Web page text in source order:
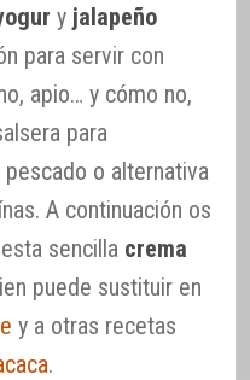
y jalapeño
para servir con
apio… y cómo no,
para
o alternativa
A continuación os
sencilla crema
puede sustituir en
y a otras recetas
.